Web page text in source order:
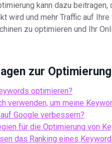
kann dazu
wird und mehr Traffic auf
zu optimieren und Ihr
zur
optimieren?
verwenden, um meine
Google verbessern?
für die Optimierung von
das Ranking eines